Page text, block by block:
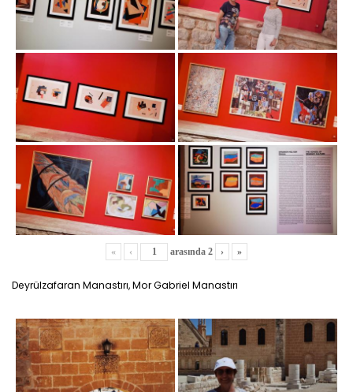
« ‹ arasında 2 › »
Deyrülzafaran Manastırı, Mor Gabriel Manastırı